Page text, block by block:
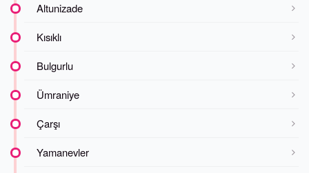
Altunizade
Kısıklı
Bulgurlu
Ümraniye
Çarşı
Yamanevler